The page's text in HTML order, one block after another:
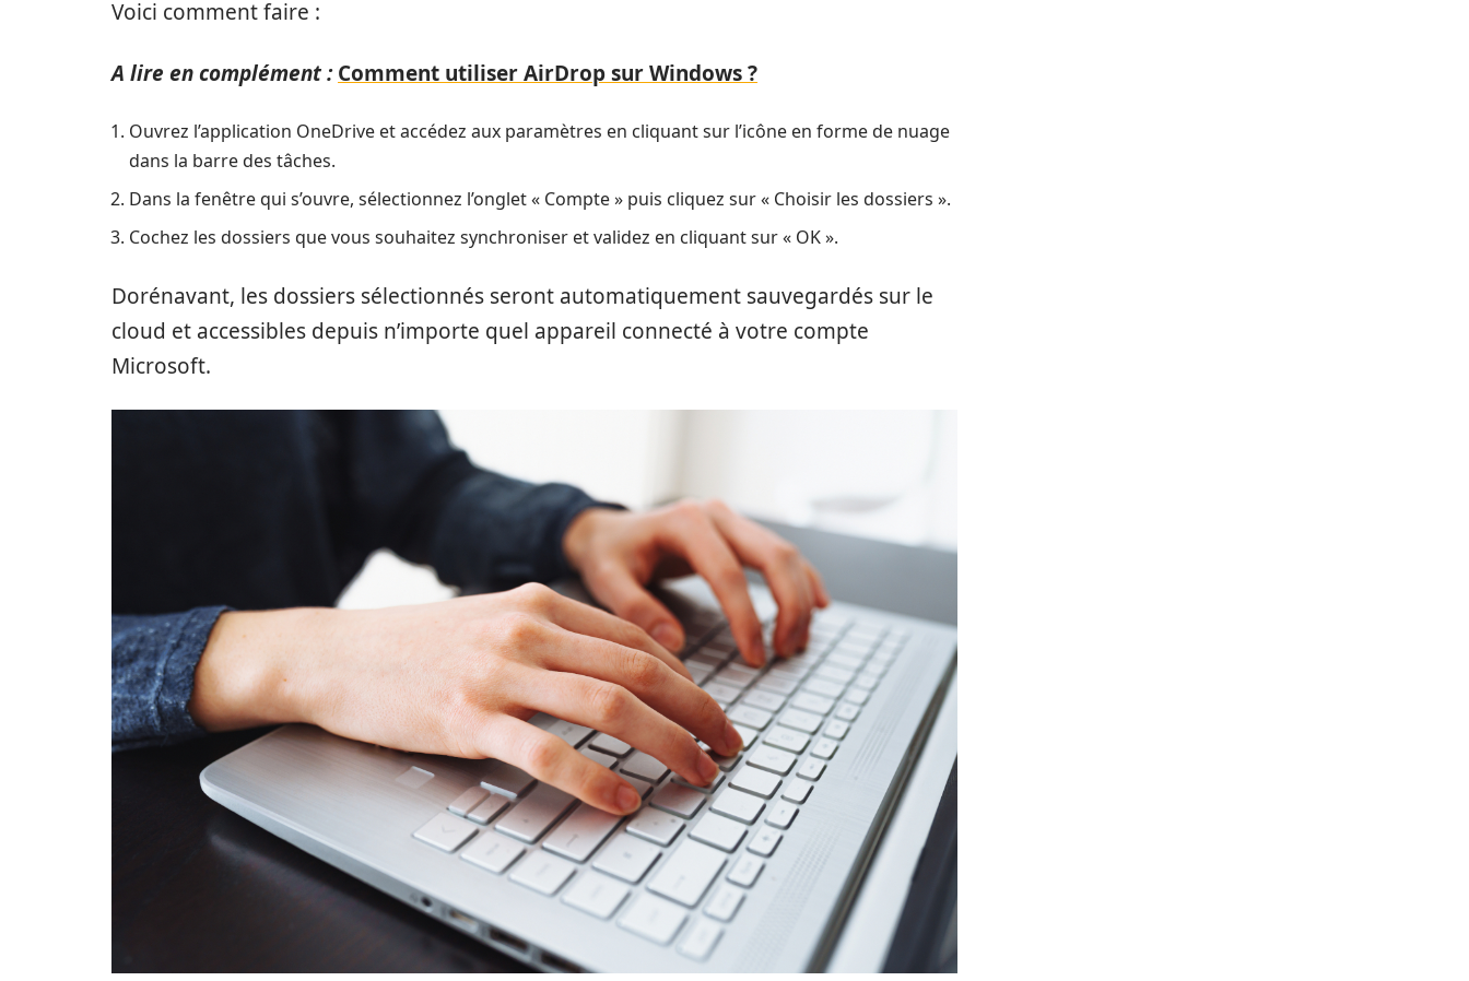
Voici comment faire :
A lire en complément : Comment utiliser AirDrop sur Windows ?
Ouvrez l’application OneDrive et accédez aux paramètres en cliquant sur l’icône en forme de nuage
dans la barre des tâches.
Dans la fenêtre qui s’ouvre, sélectionnez l’onglet « Compte » puis cliquez sur « Choisir les dossiers ».
Cochez les dossiers que vous souhaitez synchroniser et validez en cliquant sur « OK ».
Dorénavant, les dossiers sélectionnés seront automatiquement sauvegardés sur le
cloud et accessibles depuis n’importe quel appareil connecté à votre compte
Microsoft.